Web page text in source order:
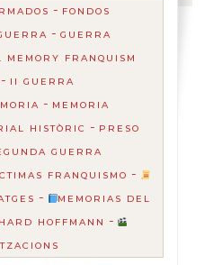
- FONDOS
- GUERRA
MEMORY FRANQUISM
- II GUERRA
- MEMORIA
HISTÒRIC - PRESO
GUERRA
FRANQUISMO -
-
MEMORIAS DEL
HOFFMANN
-